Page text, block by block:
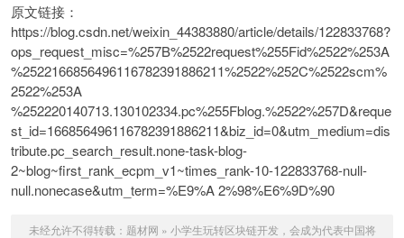
原文链接：
https://blog.csdn.net/weixin_44383880/article/details/122833768?
ops_request_misc=%257B%2522request%255Fid%2522%253A
%2522166856496116782391886211%2522%252C%2522scm%
2522%253A
%252220140713.130102334.pc%255Fblog.%2522%257D&reque
st_id=166856496116782391886211&biz_id=0&utm_medium=dis
tribute.pc_search_result.none-task-blog-
2~blog~first_rank_ecpm_v1~times_rank-10-122833768-null-
null.nonecase&utm_term=%E9%A 2%98%E6%9D%90
未经允许不得转载： 题材网 » 小学生玩转区块链开发，会成为代表中国将